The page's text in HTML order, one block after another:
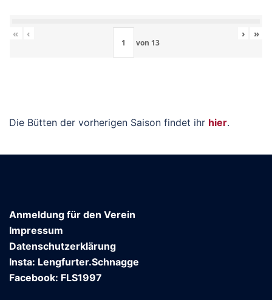
« ‹
von 13
› »
Die Bütten der vorherigen Saison findet ihr hier.
Anmeldung für den Verein
Impressum
Datenschutzerklärung
Insta: Lengfurter.Schnagge
Facebook: FLS1997